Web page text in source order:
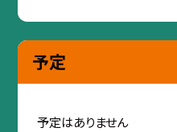
予定
予定はありません